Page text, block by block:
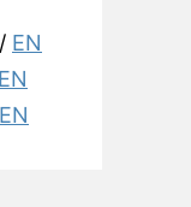
/ EN
EN
EN